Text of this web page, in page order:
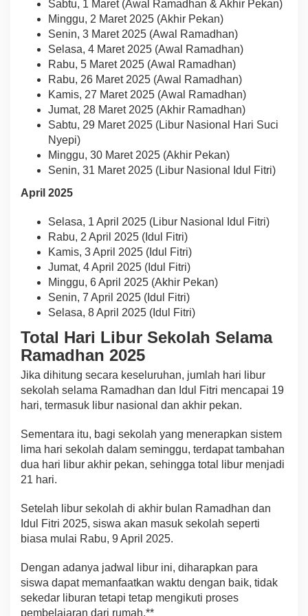
Sabtu, 1 Maret (Awal Ramadhan & Akhir Pekan)
Minggu, 2 Maret 2025 (Akhir Pekan)
Senin, 3 Maret 2025 (Awal Ramadhan)
Selasa, 4 Maret 2025 (Awal Ramadhan)
Rabu, 5 Maret 2025 (Awal Ramadhan)
Rabu, 26 Maret 2025 (Awal Ramadhan)
Kamis, 27 Maret 2025 (Awal Ramadhan)
Jumat, 28 Maret 2025 (Akhir Ramadhan)
Sabtu, 29 Maret 2025 (Libur Nasional Hari Suci
Nyepi)
Minggu, 30 Maret 2025 (Akhir Pekan)
Senin, 31 Maret 2025 (Libur Nasional Idul Fitri)
April 2025
Selasa, 1 April 2025 (Libur Nasional Idul Fitri)
Rabu, 2 April 2025 (Idul Fitri)
Kamis, 3 April 2025 (Idul Fitri)
Jumat, 4 April 2025 (Idul Fitri)
Minggu, 6 April 2025 (Akhir Pekan)
Senin, 7 April 2025 (Idul Fitri)
Selasa, 8 April 2025 (Idul Fitri)
Total Hari Libur Sekolah Selama
Ramadhan 2025
Jika dihitung secara keseluruhan, jumlah hari libur
sekolah selama Ramadhan dan Idul Fitri mencapai 19
hari, termasuk libur nasional dan akhir pekan.
Sementara itu, bagi sekolah yang menerapkan sistem
lima hari sekolah dalam seminggu, terdapat tambahan
dua hari libur akhir pekan, sehingga total libur menjadi
21 hari.
Setelah libur sekolah di akhir bulan Ramadhan dan
Idul Fitri 2025, siswa akan masuk sekolah seperti
biasa mulai Rabu, 9 April 2025.
Dengan adanya jadwal libur ini, diharapkan para
siswa dapat memanfaatkan waktu dengan baik, tidak
sekedar liburan tetapi tetap mengikuti proses
pembelajaran dari rumah.**